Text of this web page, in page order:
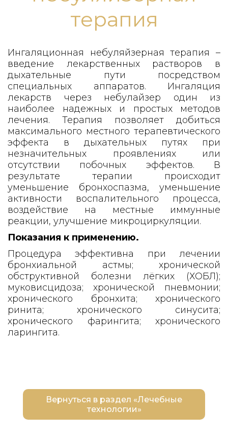
терапия
Ингаляционная небуляйзерная терапия –
введение лекарственных растворов в
дыхательные пути посредством
специальных аппаратов. Ингаляция
лекарств через небулайзер один из
наиболее надежных и простых методов
лечения. Терапия позволяет добиться
максимального местного терапевтического
эффекта в дыхательных путях при
незначительных проявлениях или
отсутствии побочных эффектов. В
результате терапии происходит
уменьшение бронхоспазма, уменьшение
активности воспалительного процесса,
воздействие на местные иммунные
реакции, улучшение микроциркуляции.
Показания к применению.
Процедура эффективна при лечении
бронхиальной астмы; хронической
обструктивной болезни лёгких (ХОБЛ);
муковисцидоза; хронической пневмонии;
хронического бронхита; хронического
ринита; хронического синусита;
хронического фарингита; хронического
ларингита.
Вернуться в раздел «Лечебные
технологии»